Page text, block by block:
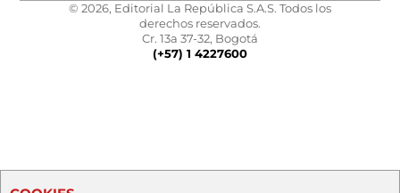
© 2026, Editorial La República S.A.S. Todos los
derechos reservados.
Cr. 13a 37-32, Bogotá
(+57) 1 4227600